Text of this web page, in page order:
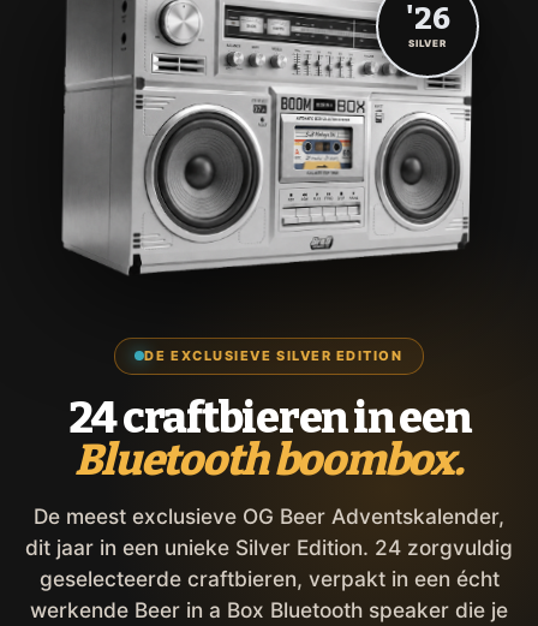
DE EXCLUSIEVE SILVER EDITION
24 craftbieren in een
Bluetooth boombox.
De meest exclusieve OG Beer Adventskalender,
dit jaar in een unieke Silver Edition. 24 zorgvuldig
geselecteerde craftbieren, verpakt in een écht
werkende Beer in a Box Bluetooth speaker die je
'26
SILVER